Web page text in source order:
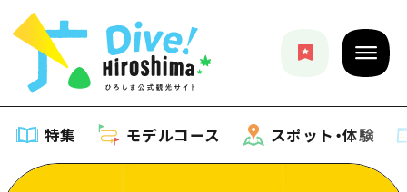
特集 モデルコース スポット・体験